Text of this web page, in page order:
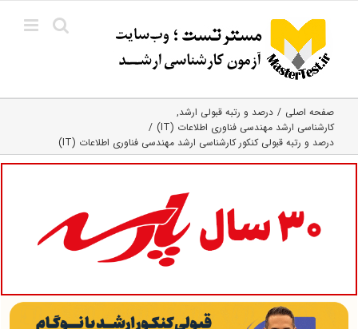
content
صفحه اصلی
درصد و رتبه قبولی ارشد
کارشناسی ارشد مهندسی فناوری اطلاعات (IT)
درصد و رتبه قبولی کنکور کارشناسی ارشد مهندسی فناوری اطلاعات (IT)